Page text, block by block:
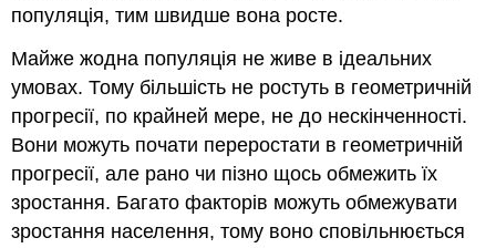
популяція, тим швидше вона росте.
Майже жодна популяція не живе в ідеальних
умовах. Тому більшість не ростуть в геометричній
прогресії, по крайней мере, не до нескінченності.
Вони можуть почати переростати в геометричній
прогресії, але рано чи пізно щось обмежить їх
зростання. Багато факторів можуть обмежувати
зростання населення, тому воно сповільнюється